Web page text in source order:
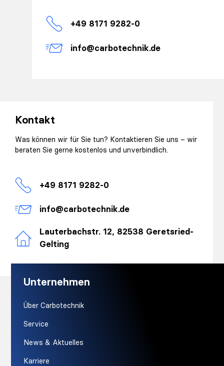
+49 8171 9282-0
info@carbotechnik.de
Kontakt
Was können wir für Sie tun? Kontaktieren Sie uns – wir
beraten Sie gerne kostenlos und unverbindlich.
+49 8171 9282-0
info@carbotechnik.de
Lauterbachstr. 12, 82538 Geretsried-
Gelting
Unternehmen
Über Carbotechnik
Service
News & Aktuelles
Karriere